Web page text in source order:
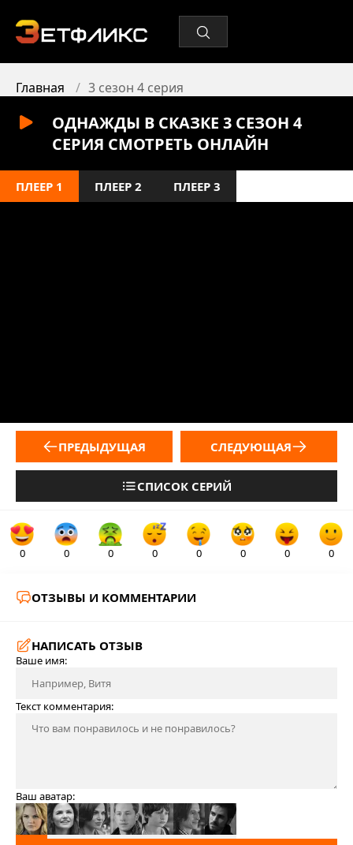
Главная 3 сезон 4 серия
ОДНАЖДЫ В СКАЗКЕ 3 СЕЗОН 4
СЕРИЯ СМОТРЕТЬ ОНЛАЙН
ПЛЕЕР 1 ПЛЕЕР 2 ПЛЕЕР 3
ПРЕДЫДУЩАЯ
СПИСОК СЕРИЙ
СЛЕДУЮЩАЯ
0 0 0 0 0 0 0 0
ОТЗЫВЫ И КОММЕНТАРИИ
НАПИСАТЬ ОТЗЫВ
Ваше имя:
Текст комментария:
Ваш аватар: